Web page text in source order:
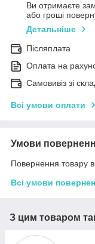
Ви отримаєте
або гроші
Детальніше
Післяплата
Оплата на
Самовивіз зі
Всі умови оплати
Умови
Повернення товару
Всі умови
З цим товаром